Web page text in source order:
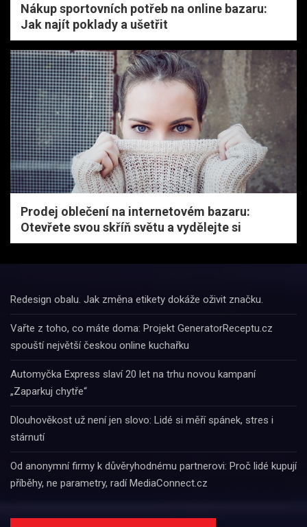
Nákup sportovních potřeb na online bazaru:
Jak najít poklady a ušetřit
Prodej oblečení na internetovém bazaru:
Otevřete svou skříň světu a vydělejte si
Redesign obalu. Jak změna etikety dokáže oživit značku.
Vařte z toho, co máte doma: Projekt GeneratorReceptu.cz
spouští největší českou online kuchařku
Automyčka Express slaví 20 let na trhu novou kampaní
„Zaparkuj chytře“
Dlouhověkost už není jen slovo: Lidé si měří spánek, stres i
stárnutí
Od anonymní firmy k důvěryhodnému partnerovi: Proč lidé kupují
příběhy, ne parametry, radí MediaConnect.cz